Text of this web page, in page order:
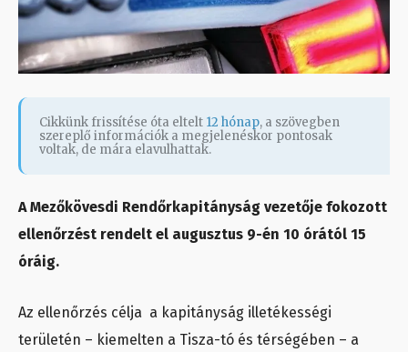
Cikkünk frissítése óta eltelt 12 hónap, a szövegben
szereplő információk a megjelenéskor pontosak
voltak, de mára elavulhattak.
A Mezőkövesdi Rendőrkapitányság vezetője fokozott
ellenőrzést rendelt el augusztus 9-én 10 órától 15
óráig.
Az ellenőrzés célja a kapitányság illetékességi
területén – kiemelten a Tisza-tó és térségében – a